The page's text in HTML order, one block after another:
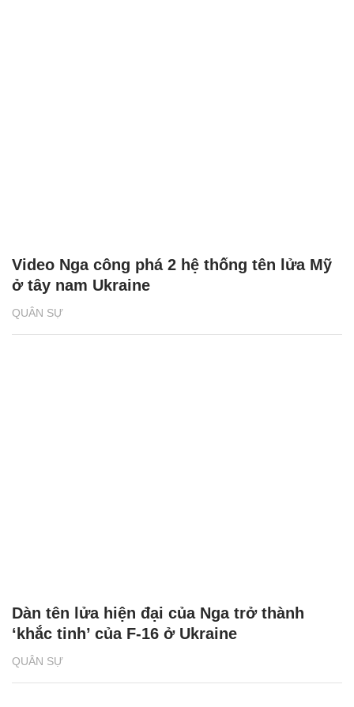
QUÂN SỰ
Video Nga công phá 2 hệ thống tên lửa Mỹ
ở tây nam Ukraine
QUÂN SỰ
Dàn tên lửa hiện đại của Nga trở thành
‘khắc tinh’ của F-16 ở Ukraine